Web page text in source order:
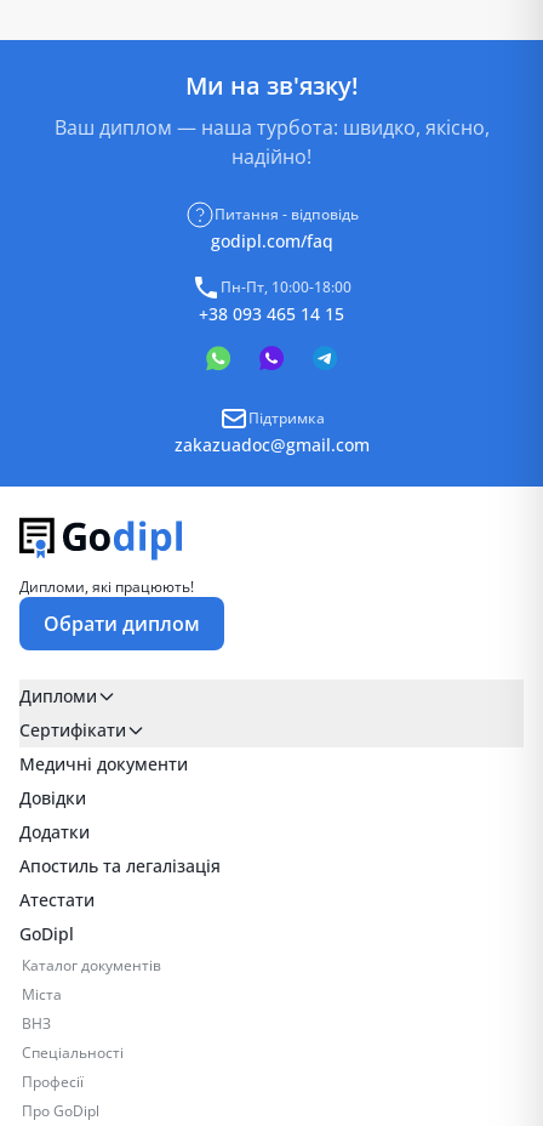
Ми на зв'язку!
Ваш диплом — наша турбота: швидко, якісно,
надійно!
Питання - відповідь
godipl.com/faq
Пн-Пт, 10:00-18:00
+38 093 465 14 15
Підтримка
zakazuadoc@gmail.com
Дипломи, які працюють!
Обрати диплом
Дипломи
Сертифікати
Медичні документи
Довідки
Додатки
Апостиль та легалізація
Атестати
GoDipl
Каталог документів
Міста
ВНЗ
Спеціальності
Професії
Про GoDipl